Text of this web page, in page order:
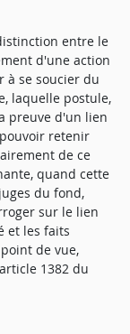
entre le
d'une action
à se soucier du
laquelle postule,
preuve d'un lien
retenir
de ce
quand cette
du fond,
sur le lien
et les faits
de vue,
1382 du